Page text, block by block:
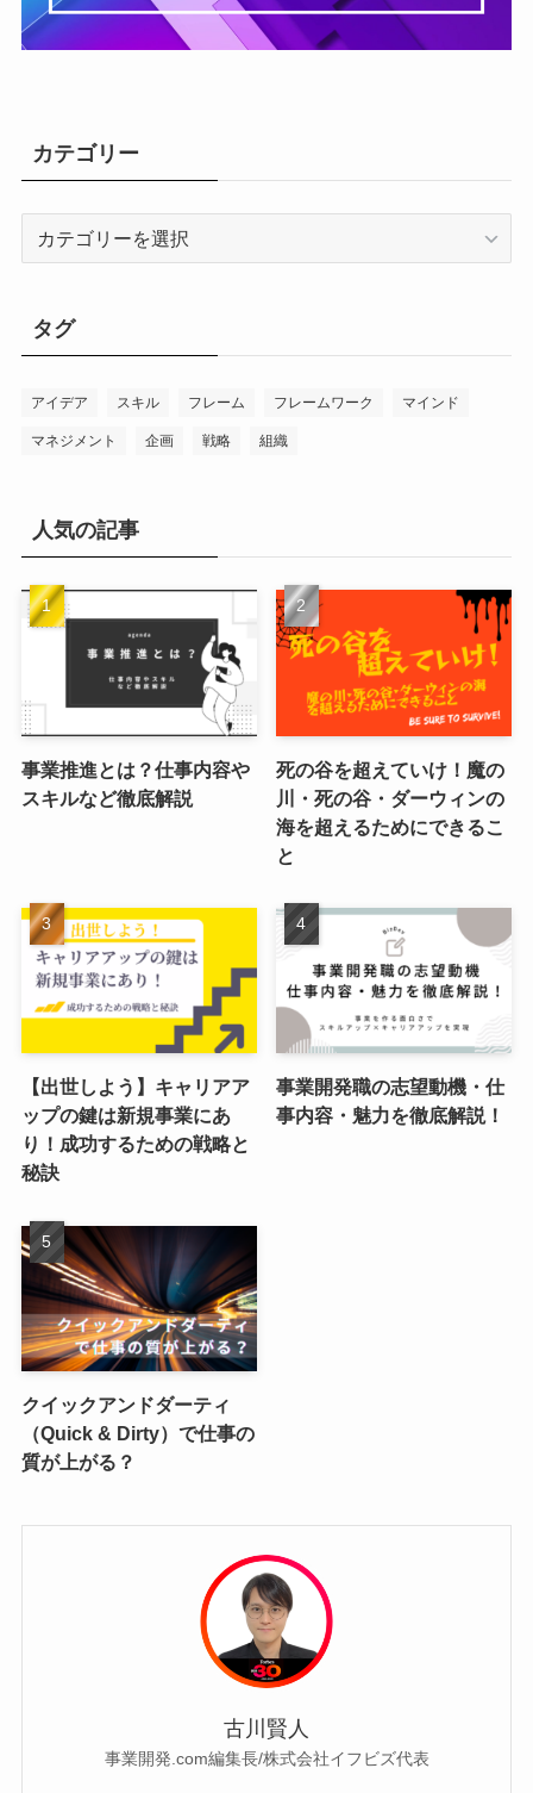
カテゴリー
ー
タグ
アイデア スキル フレーム フレームワーク マインド
マネジメント 企画 戦略 組織
人気の記事
事業推進とは？仕事内容や
スキルなど徹底解説
死の谷を超えていけ！魔の
川・死の谷・ダーウィンの
海を超えるためにできるこ
と
【出世しよう】キャリアア
ップの鍵は新規事業にあ
り！成功するための戦略と
秘訣
事業開発職の志望動機・仕
事内容・魅力を徹底解説！
クイックアンドダーティ
（Quick & Dirty）で仕事の
質が上がる？
古川賢人
事業開発.com編集長/株式会社イフビズ代表